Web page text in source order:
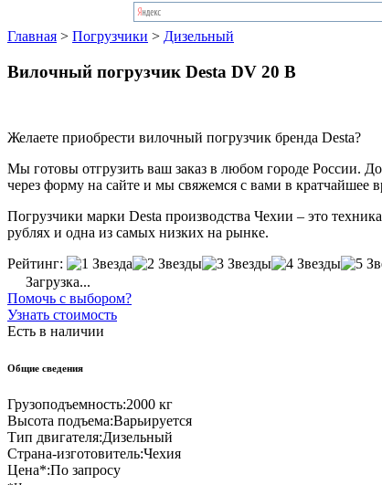
Главная > Погрузчики > Дизельный
Вилочный погрузчик Desta DV 20 B
Желаете приобрести вилочный погрузчик бренда Desta?
Мы готовы отгрузить ваш заказ в любом городе России.
через форму на сайте и мы свяжемся с вами в кратчайшее
Погрузчики марки Desta производства Чехии – это
рублях и одна из самых низких на рынке.
Рейтинг:
Загрузка...
Помочь с выбором?
Узнать стоимость
Есть в наличии
Общие сведения
Грузоподъемность:2000 кг
Высота подъема:Варьируется
Тип двигателя:Дизельный
Страна-изготовитель:Чехия
Цена*:По запросу